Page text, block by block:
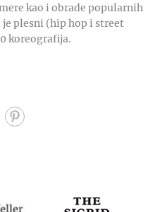
kao i obrade popularnih
plesni (hip hop i street
koreografija.